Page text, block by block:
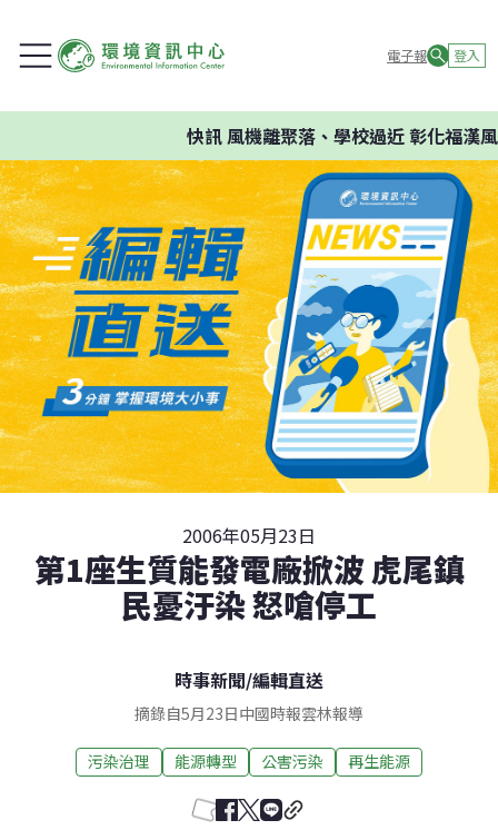
電子報 登入
快訊風機離聚落、學校過近 彰化福漢風
2006年05月23日
第1座生質能發電廠掀波 虎尾鎮
民憂汙染 怒嗆停工
時事新聞/編輯直送
摘錄自5月23日中國時報雲林報導
污染治理 能源轉型 公害污染 再生能源